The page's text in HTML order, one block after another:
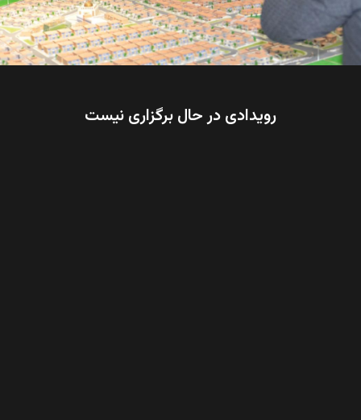
رویدادی در حال برگزاری نیست